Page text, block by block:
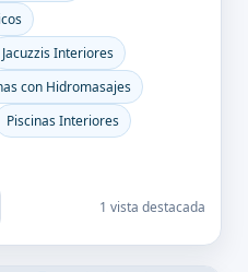
Jacuzzis Interiores
con Hidromasajes
Piscinas Interiores
1 vista destacada